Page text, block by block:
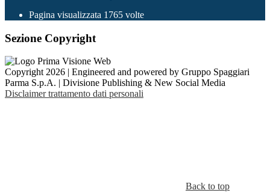
Pagina visualizzata 1765 volte
Sezione Copyright
Copyright 2026 | Engineered and powered by Gruppo Spaggiari
Parma S.p.A. | Divisione Publishing & New Social Media
Disclaimer trattamento dati personali
Back to top